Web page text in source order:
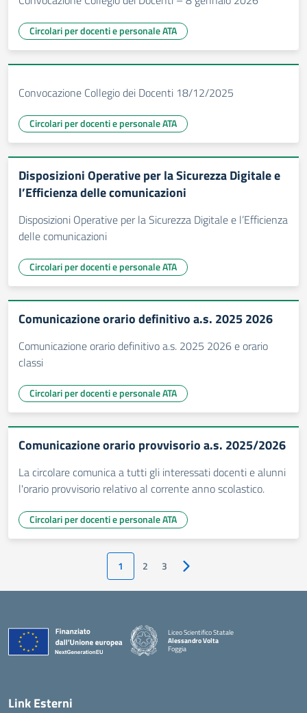
Circolari per docenti e personale ATA
Convocazione Collegio dei Docenti 18/12/2025
Circolari per docenti e personale ATA
Disposizioni Operative per la Sicurezza Digitale e
l’Efficienza delle comunicazioni
Disposizioni Operative per la Sicurezza Digitale e l’Efficienza
delle comunicazioni
Circolari per docenti e personale ATA
Comunicazione orario definitivo a.s. 2025 2026
Comunicazione orario definitivo a.s. 2025 2026 e orario
classi
Circolari per docenti e personale ATA
Comunicazione orario provvisorio a.s. 2025/2026
La circolare comunica a tutti gli interessati docenti e alunni
l'orario provvisorio relativo al corrente anno scolastico.
Circolari per docenti e personale ATA
1 2 3 Pagina successiva
Liceo Scientifico Statale
Alessandro Volta
Foggia
— Visita la pagina iniziale della scuola
Link Esterni